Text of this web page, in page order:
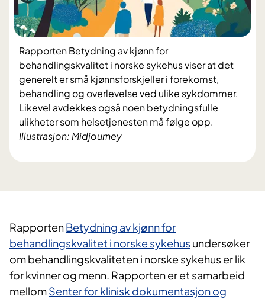
Illustrasjon: Midjourney
Rapporten Betydning av kjønn for
behandlingskvalitet i norske sykehus viser at det
generelt er små kjønnsforskjeller i forekomst,
behandling og overlevelse ved ulike sykdommer.
Likevel avdekkes også noen betydningsfulle
ulikheter som helsetjenesten må følge opp.
RapportenBetydning av kjønn for
behandlingskvalitet i norske sykehusundersøker
om behandlingskvaliteten i norske sykehus er lik
for kvinner og menn. Rapporten er et samarbeid
mellomSenter for klinisk dokumentasjon og